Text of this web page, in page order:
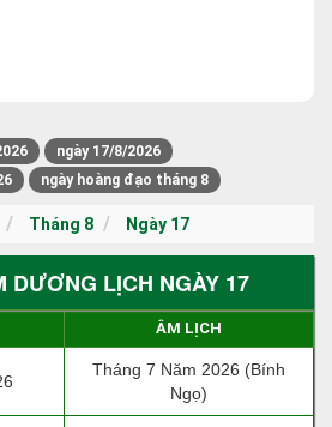
ngày 17/8/2026
ngày hoàng đạo tháng 8
Tháng 8 Ngày 17
DƯƠNG LỊCH NGÀY 17
ÂM LỊCH
Tháng 7 Năm 2026 (Bính
Ngọ)